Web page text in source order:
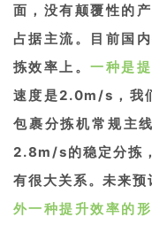
面，没有颠覆性的
占据主流。目前国
拣效率上。一种是
速度是2.0m/s，我
包裹分拣机常规主
2.8m/s的稳定分拣
有很大关系。未来
外一种提升效率的